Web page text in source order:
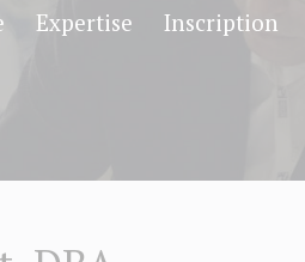
Expertise Inscription